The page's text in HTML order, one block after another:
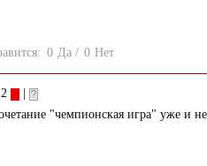
0 Да / 0 Нет
| 2
"чемпионская игра" уже и